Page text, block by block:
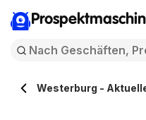
Westerburg -